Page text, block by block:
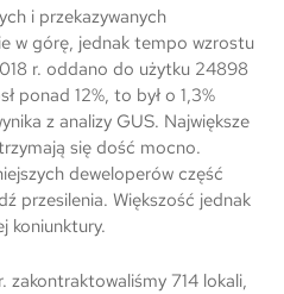
i przekazywanych
w górę, jednak tempo wzrostu
r. oddano do użytku 24898
ponad 12%, to był o 1,3%
z analizy GUS. Największe
się dość mocno.
deweloperów część
przesilenia. Większość jednak
koniunktury.
zakontraktowaliśmy 714 lokali,